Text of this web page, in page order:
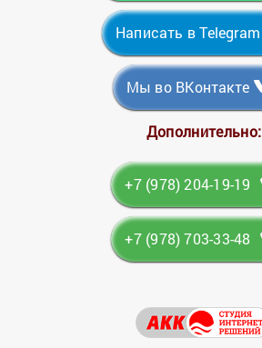
Написать в Telegram
Мы во ВКонтакте
Дополнительно:
+7 (978) 204-19-19
+7 (978) 703-33-48